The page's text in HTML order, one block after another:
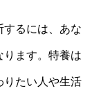
するには、あな
ります。特養は
りたい人や生活